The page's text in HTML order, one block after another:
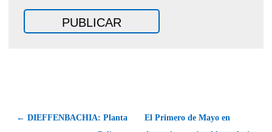
← DIEFFENBACHIA: Planta
El Primero de Mayo en